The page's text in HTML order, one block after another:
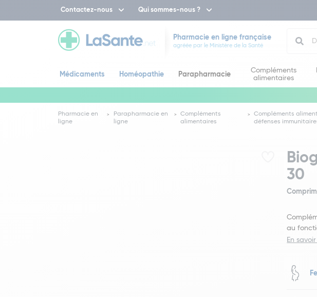
Contactez-nous Qui sommes-nous ?
Pharmacie en ligne française
agréée par le Ministère de la Santé
Médicaments Homéopathie Parapharmacie
Compléments
alimentaires
Pharmacie en
ligne
Parapharmacie en
ligne
Compléments
alimentaires
Compléments
défenses
30
au
En savoir